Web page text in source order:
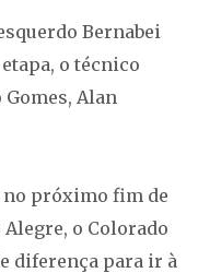
Bernabei
o técnico
Alan
no próximo fim de
o Colorado
diferença para ir à